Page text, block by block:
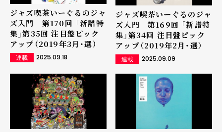
ジャズ喫茶いーぐるのジャ
ズ入門 第170回 「新譜特
集」第35回 注目盤ピック
アップ（2019年3月・選）
連載 2025.09.18
ジャズ喫茶いーぐるのジャ
ズ入門 第169回 「新譜特
集」第34回 注目盤ピック
アップ（2019年2月・選）
連載 2025.09.09